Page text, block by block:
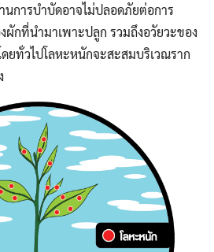
นการบำบัดอาจไม่ปลอดภัยต่อการ
กที่นำมาเพาะปลูก รวมถึงอวัยวะของ
ยทั่วไปโลหะหนักจะสะสมบริเวณราก